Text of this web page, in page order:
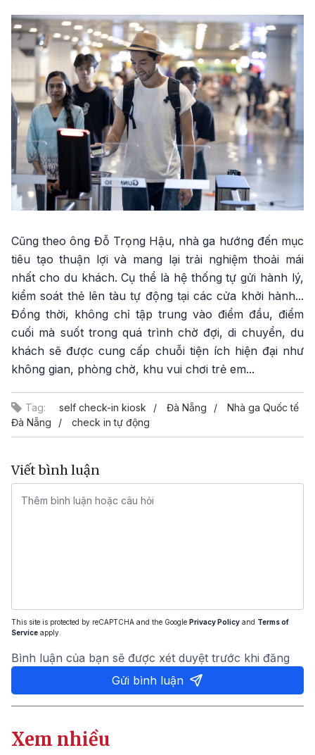
Cũng theo ông Đỗ Trọng Hậu, nhà ga hướng đến mục
tiêu tạo thuận lợi và mang lại trải nghiệm thoải mái
nhất cho du khách. Cụ thể là hệ thống tự gửi hành lý,
kiểm soát thẻ lên tàu tự động tại các cửa khởi hành...
Đồng thời, không chỉ tập trung vào điểm đầu, điểm
cuối mà suốt trong quá trình chờ đợi, di chuyển, du
khách sẽ được cung cấp chuỗi tiện ích hiện đại như
không gian, phòng chờ, khu vui chơi trẻ em...
Tag: self check-in kiosk Đà Nẵng
Nhà ga Quốc tế
Đà Nẵng
check in tự động
Viết bình luận
This site is protected by reCAPTCHA and the Google Privacy Policy and Terms of
Service apply.
Bình luận của bạn sẽ được xét duyệt trước khi đăng
Gửi bình luận
Xem nhiều